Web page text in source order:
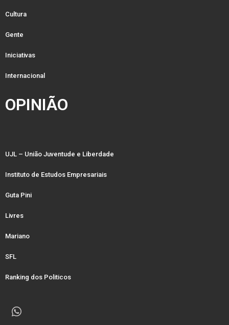
Cultura
Gente
Iniciativas
Internacional
OPINIÃO
UJL – União Juventude e Liberdade
Instituto de Estudos Empresariais
Guta Pini
Livres
Mariano
SFL
Ranking dos Politicos